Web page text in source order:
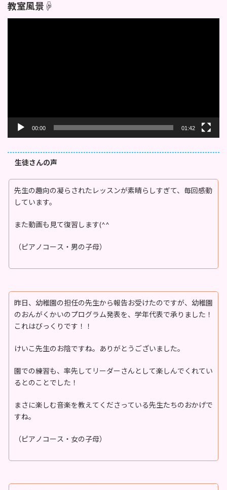
教室風景☟
00:00 01:42
生徒さんの声
先生の趣向の凝らされたレッスンが素晴らしすぎて、毎回感動
しています。
また動画も見て復習します(^^
（ピアノコース・男の子母）
昨日、幼稚園の担任の先生から報告お受けたのですが、幼稚園
のおんがくかいのプログラム発表を、学年代表で承りました！
これはびっくりです！！
けいこ先生のお陰ですね。ありがとうございました。
園での練習も、率先してリーダーさんとして楽しんでくれてい
るとのことでした！
まさに楽しむ音楽を教えてくださっている先生たちのおかげで
すね。
（ピアノコース・女の子母）